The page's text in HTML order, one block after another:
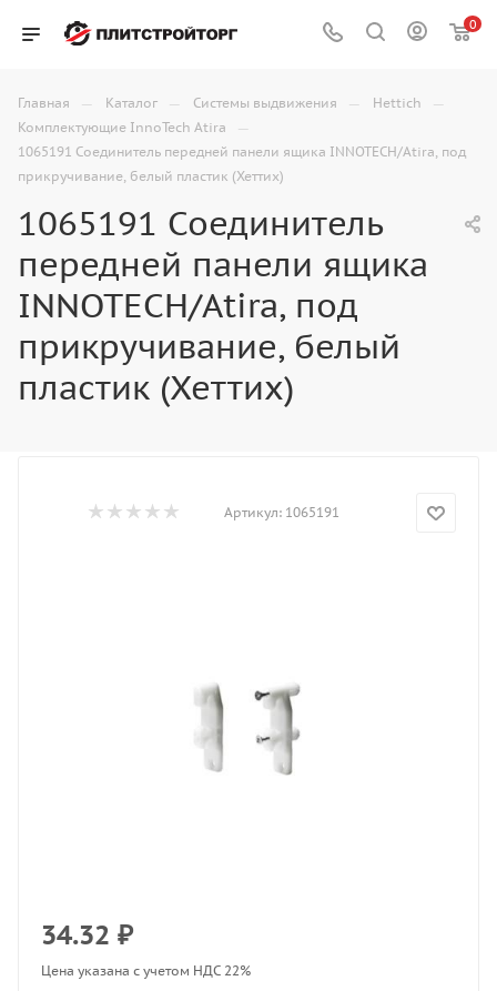
0
Главная — Каталог — Системы выдвижения — Hettich —
Комплектующие InnoTech Atira —
1065191 Соединитель передней панели ящика INNOTECH/Atira, под
прикручивание, белый пластик (Хеттих)
1065191 Соединитель
передней панели ящика
INNOTECH/Atira, под
прикручивание, белый
пластик (Хеттих)
Артикул: 1065191
34.32 ₽
Цена указана с учетом НДС 22%